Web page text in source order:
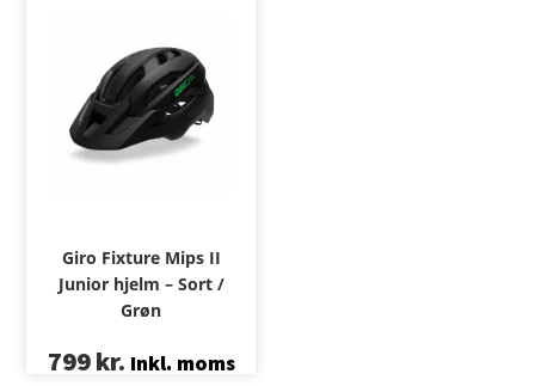
Giro Fixture Mips II
Junior hjelm – Sort /
Grøn
799kr. Inkl. moms